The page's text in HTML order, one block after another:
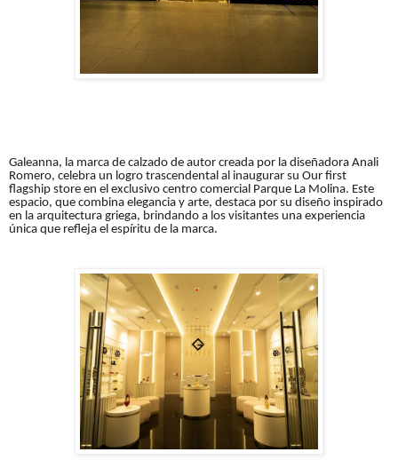
Galeanna, la marca de calzado de autor creada por la diseñadora Anali
Romero, celebra un logro trascendental al inaugurar su Our first
flagship store en el exclusivo centro comercial Parque La Molina. Este
espacio, que combina elegancia y arte, destaca por su diseño inspirado
en la arquitectura griega, brindando a los visitantes una experiencia
única que refleja el espíritu de la marca.